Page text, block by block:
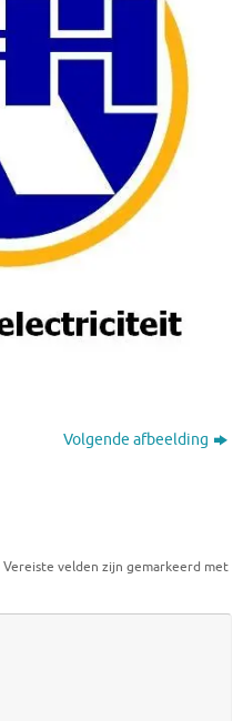
Volgende afbeelding
Vereiste velden zijn gemarkeerd met